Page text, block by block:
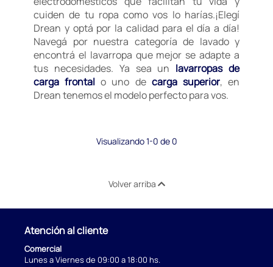
cuiden de tu ropa como vos lo harías.¡Elegí
Drean y optá por la calidad para el día a día!
Navegá por nuestra categoría de lavado y
encontrá el lavarropa que mejor se adapte a
tus necesidades. Ya sea un lavarropas de
carga frontal o uno de carga superior, en
Drean tenemos el modelo perfecto para vos.
Visualizando 1-0 de 0
Volver arriba
Atención al cliente
Comercial
Lunes a Viernes de 09:00 a 18:00 hs.